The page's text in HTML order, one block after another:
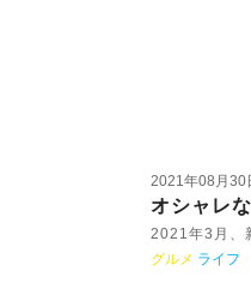
2021年08月30
オシャレ
2021年3月、
グルメ ライフ